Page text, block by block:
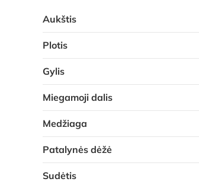
Aukštis
Plotis
Gylis
Miegamoji dalis
Medžiaga
Patalynės dėžė
Sudėtis